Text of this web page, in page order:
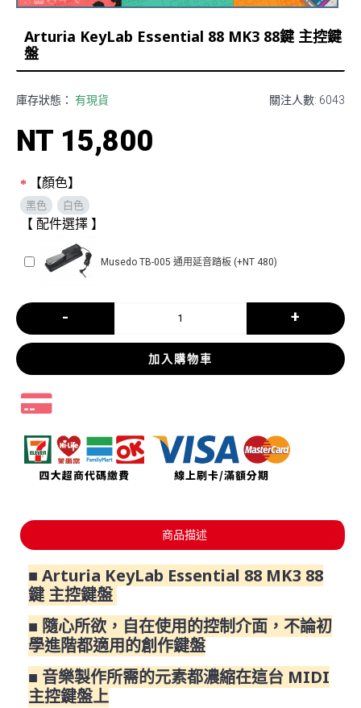
Arturia KeyLab Essential 88 MK3 88鍵 主控鍵
盤
關注人數: 6043
庫存狀態： 有現貨
NT 15,800
【顏色】
黑色 白色
【 配件選擇 】
Musedo TB-005 通用延音踏板 (+NT 480)
- +
加入購物車
商品描述
■ Arturia KeyLab Essential 88 MK3 88
鍵 主控鍵盤
■ 隨心所欲，自在使用的控制介面，不論初
學進階都適用的創作鍵盤
■ 音樂製作所需的元素都濃縮在這台 MIDI
主控鍵盤上